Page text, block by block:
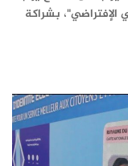
بشراكة